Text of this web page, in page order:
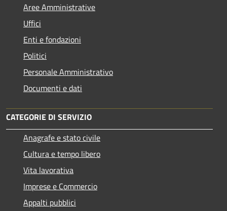
Aree Amministrative
Uffici
Enti e fondazioni
Politici
Personale Amministrativo
Documenti e dati
CATEGORIE DI SERVIZIO
Anagrafe e stato civile
Cultura e tempo libero
Vita lavorativa
Imprese e Commercio
Appalti pubblici